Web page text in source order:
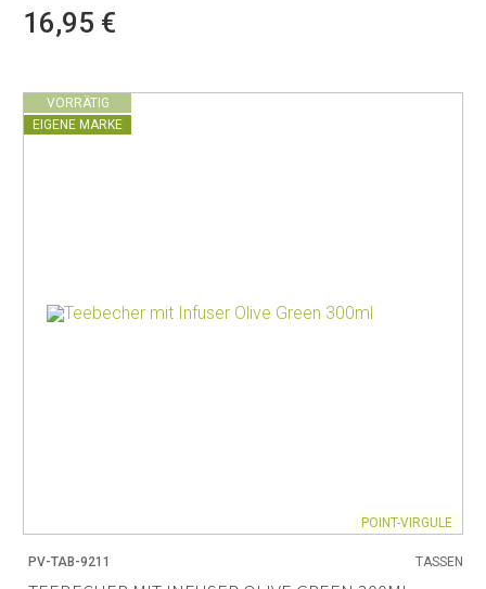
16,95 €
VORRÄTIG
EIGENE MARKE
POINT-VIRGULE
PV-TAB-9211 TASSEN